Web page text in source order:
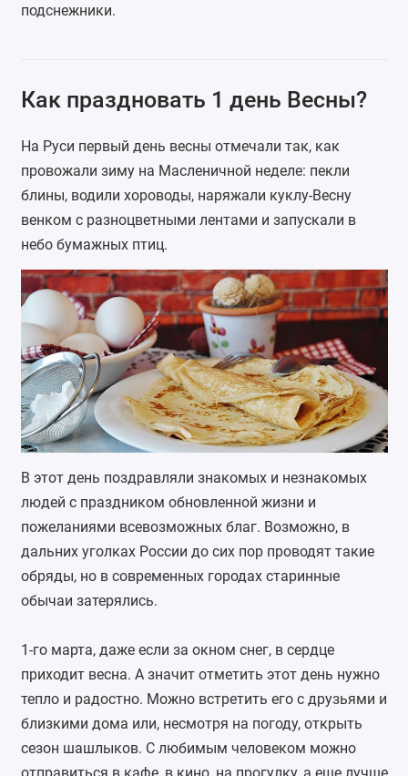
подснежники.
Как праздновать 1 день Весны?
На Руси первый день весны отмечали так, как
провожали зиму на Масленичной неделе: пекли
блины, водили хороводы, наряжали куклу-Весну
венком с разноцветными лентами и запускали в
небо бумажных птиц.
В этот день поздравляли знакомых и незнакомых
людей с праздником обновленной жизни и
пожеланиями всевозможных благ. Возможно, в
дальних уголках России до сих пор проводят такие
обряды, но в современных городах старинные
обычаи затерялись.
1-го марта, даже если за окном снег, в сердце
приходит весна. А значит отметить этот день нужно
тепло и радостно. Можно встретить его с друзьями и
близкими дома или, несмотря на погоду, открыть
сезон шашлыков. С любимым человеком можно